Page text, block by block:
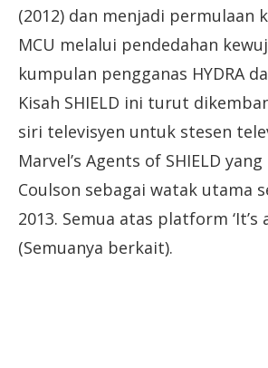
(2012) dan menjadi permulaan
MCU melalui pendedahan
kumpulan pengganas HYDRA
Kisah SHIELD ini turut
siri televisyen untuk stesen
Marvel’s Agents of SHIELD
Coulson sebagai watak utama
2013. Semua atas platform ‘It’s
(Semuanya berkait).